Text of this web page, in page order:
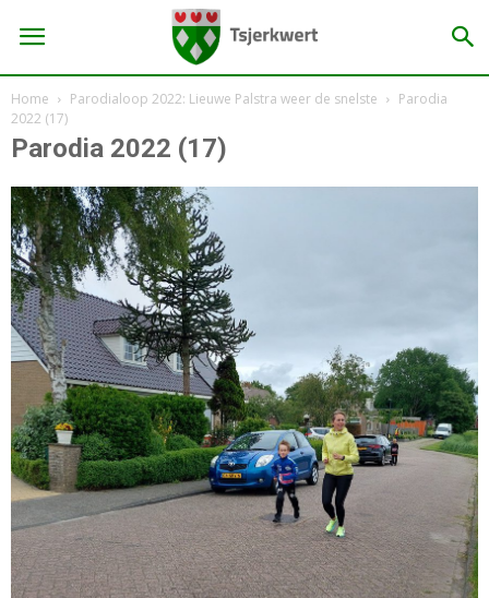
Home Parodialoop 2022: Lieuwe Palstra weer de snelste
Parodia
2022 (17)
Parodia 2022 (17)